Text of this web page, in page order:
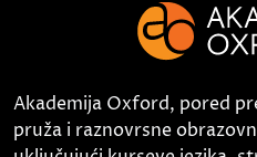
Akademija Oxford, pored
pruža i raznovrsne